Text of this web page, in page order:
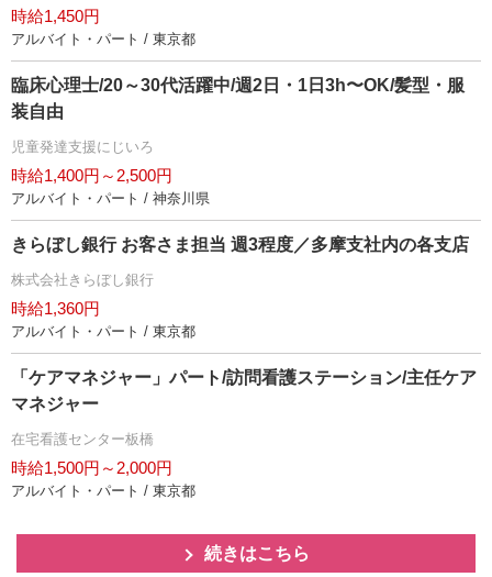
時給1,450円
アルバイト・パート / 東京都
臨床心理士/20～30代活躍中/週2日・1日3h〜OK/髪型・服
装自由
児童発達支援にじいろ
時給1,400円～2,500円
アルバイト・パート / 神奈川県
きらぼし銀行 お客さま担当 週3程度／多摩支社内の各支店
株式会社きらぼし銀行
時給1,360円
アルバイト・パート / 東京都
「ケアマネジャー」パート/訪問看護ステーション/主任ケア
マネジャー
在宅看護センター板橋
時給1,500円～2,000円
アルバイト・パート / 東京都
続きはこちら